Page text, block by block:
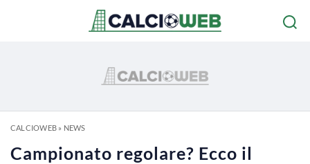
CALCIOWEB» NEWS
Campionato regolare? Ecco il